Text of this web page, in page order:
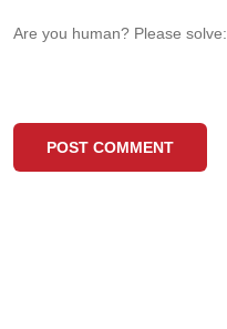
Are you human? Please solve: